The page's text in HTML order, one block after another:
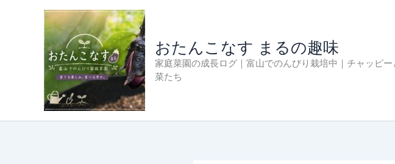
おたんこなす まるの趣味
家庭菜園の成長ログ｜富山でのんびり栽培中｜チャッピー
菜たち